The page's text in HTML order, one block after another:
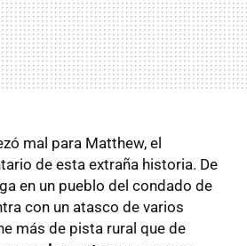
mal para Matthew, el
de esta extraña historia. De
en un pueblo del condado de
con un atasco de varios
más de pista rural que de